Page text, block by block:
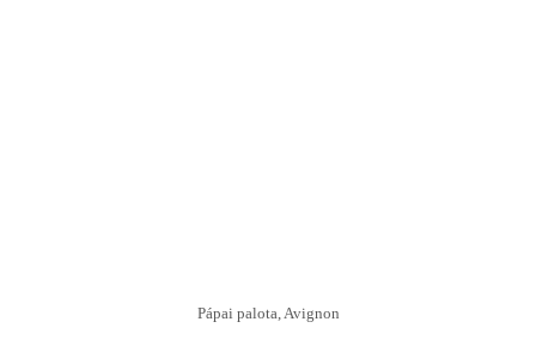
Pápai palota, Avignon